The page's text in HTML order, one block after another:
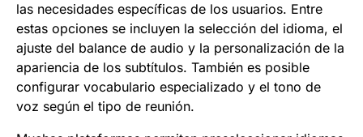
las necesidades específicas de los usuarios. Entre
estas opciones se incluyen la selección del idioma, el
ajuste del balance de audio y la personalización de la
apariencia de los subtítulos. También es posible
configurar vocabulario especializado y el tono de
voz según el tipo de reunión.